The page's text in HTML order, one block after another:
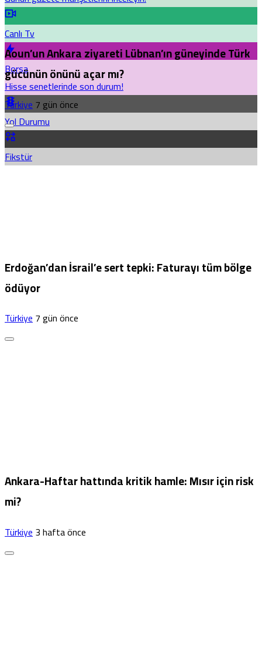
Canlı Tv
Borsa
Hisse senetlerinde son durum!
Yol Durumu
Fikstür
Aoun’un Ankara ziyareti Lübnan’ın güneyinde Türk
gücünün önünü açar mı?
Türkiye7 gün önce
Erdoğan’dan İsrail’e sert tepki: Faturayı tüm bölge
ödüyor
Türkiye7 gün önce
Ankara-Haftar hattında kritik hamle: Mısır için risk
mi?
Türkiye3 hafta önce